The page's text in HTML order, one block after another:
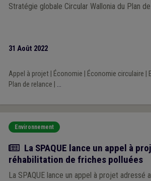
Stratégie globale Circular Wallonia du Plan
31 Août 2022
Appel à projet| Économie Économie circulaire
Plan de relance
...
Environnement
Actualité
La SPAQUE lance un appel à
réhabilitation de friches polluées
La SPAQUE lance un appel à projet adressé